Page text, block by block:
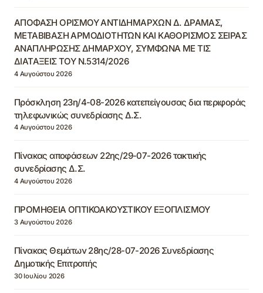
ΑΠΟΦΑΣΗ ΟΡΙΣΜΟΥ ΑΝΤΙΔΗΜΑΡΧΩΝ Δ. ΔΡΑΜΑΣ,
ΜΕΤΑΒΙΒΑΣΗ ΑΡΜΟΔΙΟΤΗΤΩΝ ΚΑΙ ΚΑΘΟΡΙΣΜΟΣ ΣΕΙΡΑΣ
ΑΝΑΠΛΗΡΩΣΗΣ ΔΗΜΑΡΧΟΥ, ΣΥΜΦΩΝΑ ΜΕ ΤΙΣ
ΔΙΑΤΑΞΕΙΣ ΤΟΥ Ν.5314/2026
4 Αυγούστου 2026
Πρόσκληση 23η/4-08-2026 κατεπείγουσας δια περιφοράς
τηλεφωνικώς συνεδρίασης Δ.Σ.
4 Αυγούστου 2026
Πίνακας αποφάσεων 22ης/29-07-2026 τακτικής
συνεδρίασης Δ.Σ.
4 Αυγούστου 2026
ΠΡΟΜΗΘΕΙΑ ΟΠΤΙΚΟΑΚΟΥΣΤΙΚΟΥ ΕΞΟΠΛΙΣΜΟΥ
3 Αυγούστου 2026
Πίνακας Θεμάτων 28ης/28-07-2026 Συνεδρίασης
Δημοτικής Επιτροπής
30 Ιουλίου 2026